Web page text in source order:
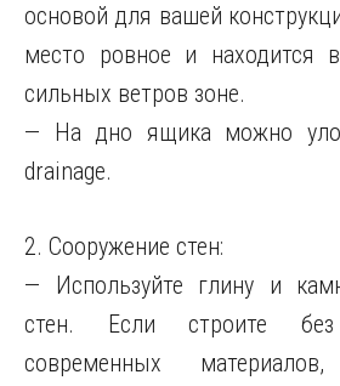
основой для вашей
место ровное и находится
сильных ветров зоне.
— На дно ящика можно
drainage.
2. Сооружение стен:
— Используйте глину и
стен. Если строите без
современных